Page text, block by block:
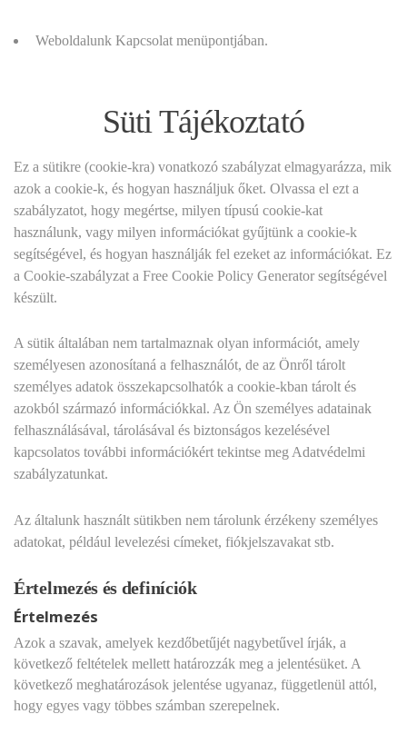
Weboldalunk Kapcsolat menüpontjában.
Süti Tájékoztató
Ez a sütikre (cookie-kra) vonatkozó szabályzat elmagyarázza, mik
azok a cookie-k, és hogyan használjuk őket. Olvassa el ezt a
szabályzatot, hogy megértse, milyen típusú cookie-kat
használunk, vagy milyen információkat gyűjtünk a cookie-k
segítségével, és hogyan használják fel ezeket az információkat. Ez
a Cookie-szabályzat a Free Cookie Policy Generator segítségével
készült.
A sütik általában nem tartalmaznak olyan információt, amely
személyesen azonosítaná a felhasználót, de az Önről tárolt
személyes adatok összekapcsolhatók a cookie-kban tárolt és
azokból származó információkkal. Az Ön személyes adatainak
felhasználásával, tárolásával és biztonságos kezelésével
kapcsolatos további információkért tekintse meg Adatvédelmi
szabályzatunkat.
Az általunk használt sütikben nem tárolunk érzékeny személyes
adatokat, például levelezési címeket, fiókjelszavakat stb.
Értelmezés és definíciók
Értelmezés
Azok a szavak, amelyek kezdőbetűjét nagybetűvel írják, a
következő feltételek mellett határozzák meg a jelentésüket. A
következő meghatározások jelentése ugyanaz, függetlenül attól,
hogy egyes vagy többes számban szerepelnek.